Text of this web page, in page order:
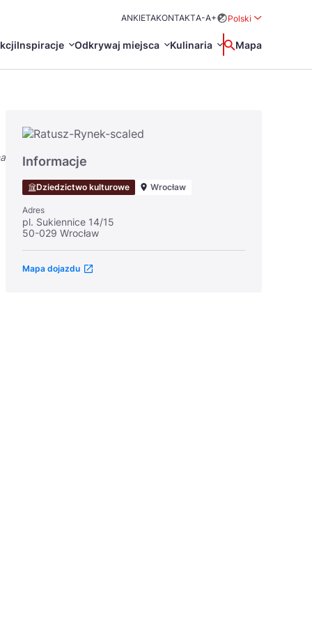
ANKIETAKONTAKTA-A+
Polski
Inspiracje
Certyfikaty POT
Odkrywaj miejsca Kulinaria
Restauracje Michelin
Wyszukaj
Mapa
日本語
Svenska
Informacje
Dziedzictwo kulturowe Wrocław
Adres
pl. Sukiennice 14/15
50-029 Wrocław
Mapa dojazdu